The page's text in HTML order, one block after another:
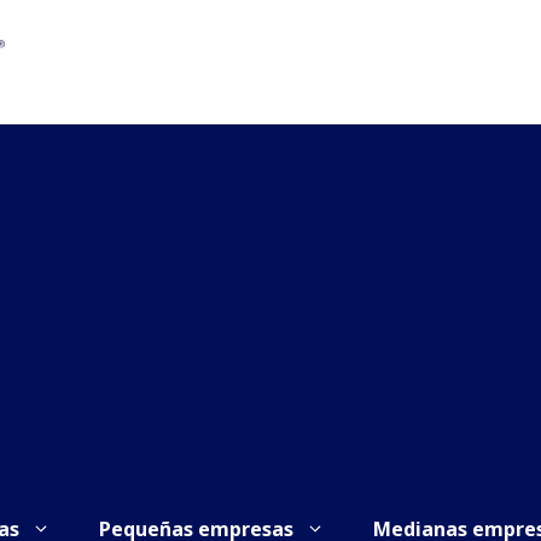
Pequeñas empresas Medianas